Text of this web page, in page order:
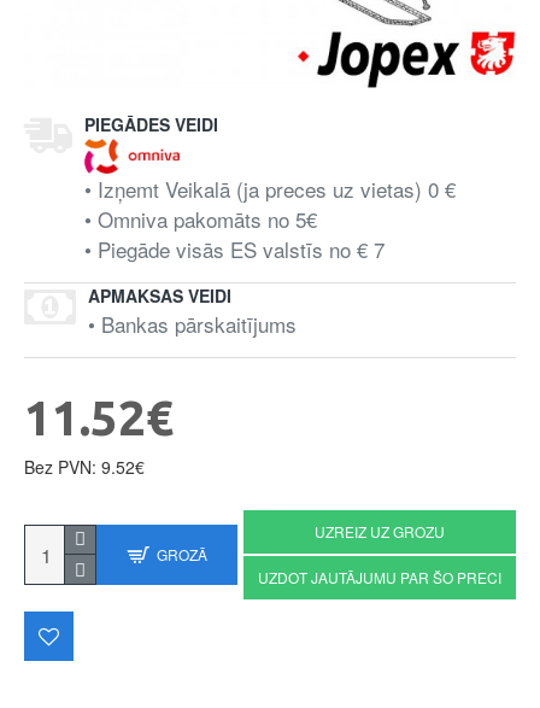
PIEGĀDES VEIDI
• Izņemt Veikalā (ja preces uz vietas) 0 €
• Omniva pakomāts no 5€
• Piegāde visās ES valstīs no € 7
APMAKSAS VEIDI
• Bankas pārskaitījums
11.52€
Bez PVN: 9.52€
GROZĀ
UZREIZ UZ GROZU
UZDOT JAUTĀJUMU PAR ŠO PRECI